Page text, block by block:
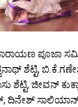
ಪೂಜಾ
ಶೆಟ್ಟಿ,
ಶೆಟ್ಟಿ, ಜೀವನ್
ದಿನೇಶ್ ಸಾಲಿಯಾನ್,